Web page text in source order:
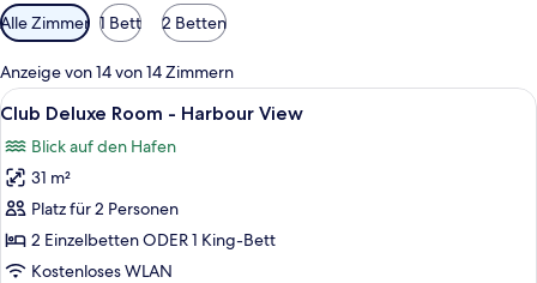
Verfügbare
Filter
für
Zimmer
Alle Zimmer 1 Bett 2 Betten
Anzeige von 14 von 14 Zimmern
Alle
Fotos
für
Club
Deluxe
Room
-
Ein Hotelzimmer mit einem großen
10
Club Deluxe Room - Harbour View
Blick auf den Hafen
31 m²
Platz für 2 Personen
2 Einzelbetten ODER 1 King-Bett
Kostenloses WLAN